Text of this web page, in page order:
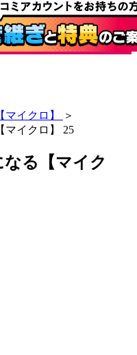
イクロ】
＞
マイクロ】 25
る【マイク